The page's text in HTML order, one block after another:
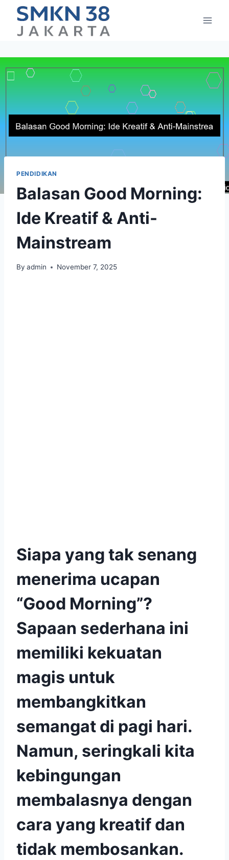
content
PENDIDIKAN
Balasan Good Morning:
Ide Kreatif & Anti-
Mainstream
By admin November 7, 2025
Siapa yang tak senang
menerima ucapan
“Good Morning”?
Sapaan sederhana ini
memiliki kekuatan
magis untuk
membangkitkan
semangat di pagi hari.
Namun, seringkali kita
kebingungan
membalasnya dengan
cara yang kreatif dan
tidak membosankan.